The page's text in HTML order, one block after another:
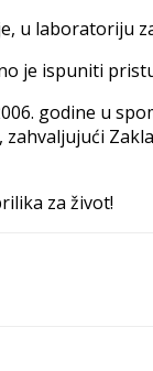
u laboratoriju
je ispuniti
godine u
zahvaljujući
za život!